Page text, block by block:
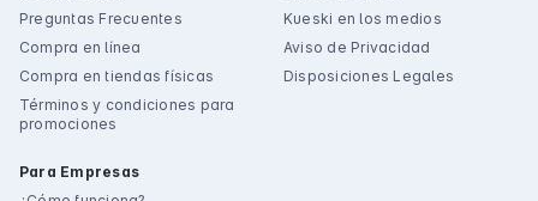
Preguntas Frecuentes
Compra en línea
Compra en tiendas físicas
Términos y condiciones para
promociones
Para Empresas
Kueski en los medios
Aviso de Privacidad
Disposiciones Legales